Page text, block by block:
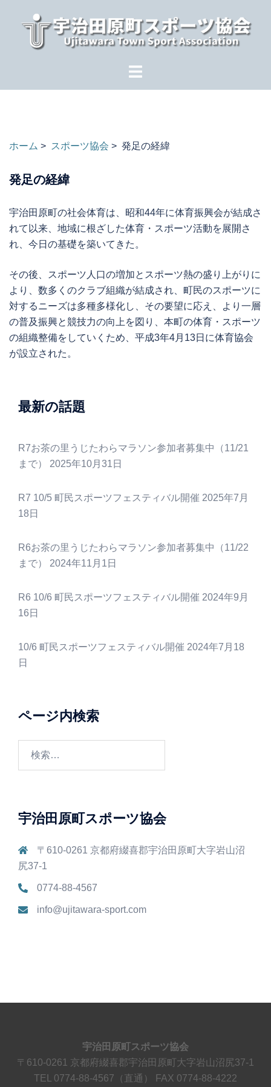
ホーム > スポーツ協会 > 発足の経緯
発足の経緯
宇治田原町の社会体育は、昭和44年に体育振興会が結成さ
れて以来、地域に根ざした体育・スポーツ活動を展開さ
れ、今日の基礎を築いてきた。
その後、スポーツ人口の増加とスポーツ熱の盛り上がりに
より、数多くのクラブ組織が結成され、町民のスポーツに
対するニーズは多種多様化し、その要望に応え、より一層
の普及振興と競技力の向上を図り、本町の体育・スポーツ
の組織整備をしていくため、平成3年4月13日に体育協会
が設立された。
最新の話題
R7お茶の里うじたわらマラソン参加者募集中（11/21
まで）
2025年10月31日
R7 10/5 町民スポーツフェスティバル開催 2025年7月
18日
R6お茶の里うじたわらマラソン参加者募集中（11/22
まで）
2024年11月1日
R6 10/6 町民スポーツフェスティバル開催 2024年9月
16日
10/6 町民スポーツフェスティバル開催 2024年7月18
日
ページ内検索
宇治田原町スポーツ協会
〒610-0261 京都府綴喜郡宇治田原町大字岩山沼
尻37-1
0774-88-4567
info@ujitawara-sport.com
宇治田原町スポーツ協会
〒610-0261 京都府綴喜郡宇治田原町大字岩山沼尻37-1
TEL 0774-88-4567（直通） FAX 0774-88-4222